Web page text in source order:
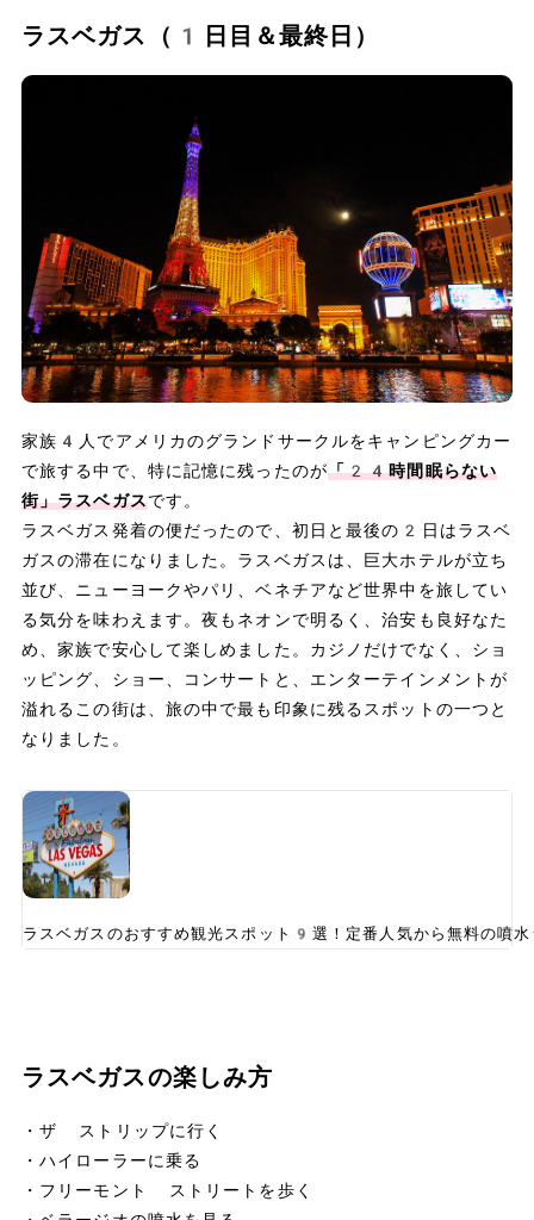
ラスベガス（1日目＆最終日）
家族4人でアメリカのグランドサークルをキャンピングカー
で旅する中で、特に記憶に残ったのが「24時間眠らない
街」ラスベガスです。
ラスベガス発着の便だったので、初日と最後の2日はラスベ
ガスの滞在になりました。ラスベガスは、巨大ホテルが立ち
並び、ニューヨークやパリ、ベネチアなど世界中を旅してい
る気分を味わえます。夜もネオンで明るく、治安も良好なた
め、家族で安心して楽しめました。カジノだけでなく、ショ
ッピング、ショー、コンサートと、エンターテインメントが
溢れるこの街は、旅の中で最も印象に残るスポットの一つと
なりました。
ラスベガスのおすすめ観光スポット9選！定番人気から無料の噴
ラスベガスの楽しみ方
・ザ ストリップに行く
・ハイローラーに乗る
・フリーモント ストリートを歩く